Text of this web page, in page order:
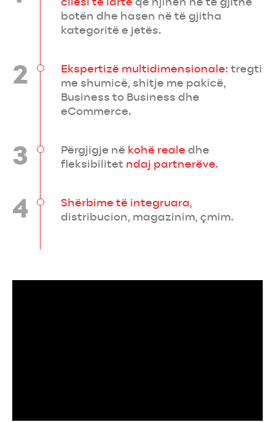
cilësi të lartë që njihen në të gjithë
botën dhe hasen në të gjitha
kategoritë e jetës.
2 Ekspertizë multidimensionale: tregti
me shumicë, shitje me pakicë,
Business to Business dhe
eCommerce.
3 Përgjigje në kohë reale dhe
fleksibilitet ndaj partnerëve.
4 Shërbime të integruara,
distribucion, magazinim, çmim.